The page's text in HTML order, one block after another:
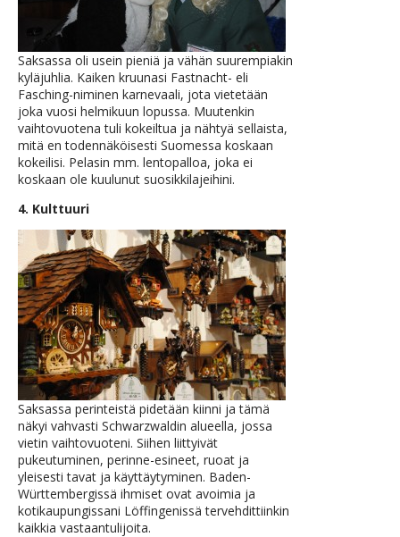
Saksassa oli usein pieniä ja vähän suurempiakin
kyläjuhlia. Kaiken kruunasi Fastnacht- eli
Fasching-niminen karnevaali, jota vietetään
joka vuosi helmikuun lopussa. Muutenkin
vaihtovuotena tuli kokeiltua ja nähtyä sellaista,
mitä en todennäköisesti Suomessa koskaan
kokeilisi. Pelasin mm. lentopalloa, joka ei
koskaan ole kuulunut suosikkilajeihini.
4. Kulttuuri
Saksassa perinteistä pidetään kiinni ja tämä
näkyi vahvasti Schwarzwaldin alueella, jossa
vietin vaihtovuoteni. Siihen liittyivät
pukeutuminen, perinne-esineet, ruoat ja
yleisesti tavat ja käyttäytyminen. Baden-
Württembergissä ihmiset ovat avoimia ja
kotikaupungissani Löffingenissä tervehdittiinkin
kaikkia vastaantulijoita.